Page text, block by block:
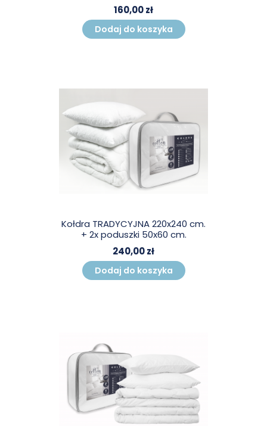
160,00 zł
Dodaj do koszyka
Kołdra TRADYCYJNA 220x240 cm.
+ 2x poduszki 50x60 cm.
240,00 zł
Dodaj do koszyka